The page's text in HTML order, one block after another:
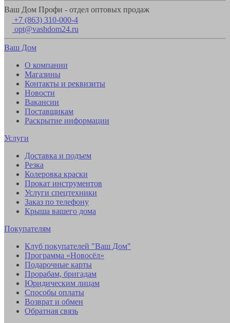
Ваш Дом Профи - отдел оптовых продаж
+7 (863) 310-000-4
opt@vashdom24.ru
Ваш Дом
О компании
Магазины
Контакты и реквизиты
Новости
Вакансии
Поставщикам
Раскрытие информации
Услуги
Доставка и подъем
Резка
Колеровка краски
Прокат инструментов
Услуги спецтехники
Заказ по телефону
Крыша вашего дома
Покупателям
Клуб покупателей "Ваш Дом"
Программа «Новосёл»
Подарочные карты
Прорабам, бригадам
Юридическим лицам
Способы оплаты
Возврат и обмен
Обратная связь